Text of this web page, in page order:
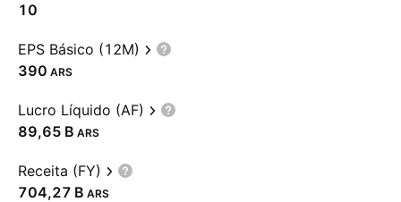
10
EPS Básico (12M)
390 ARS
Lucro Líquido (AF)
‪89,65 B‬ ARS
Receita (FY)
‪704,27 B‬ ARS